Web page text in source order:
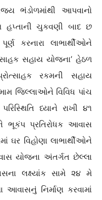
ભંડોળમાંથી આપવાનો
હપ્તાની ચુકવણી બાદ છ
કરનારા લાભાર્થીઓને
સહાય યોજના’ હેઠળ
રકમની સહાય
જિલ્લાઓને વિવિધ પાંચ
ધ્યાને રાખી ૪૧
ભૂકંપ પ્રતિરોધક આવાસ
ઘર વિહોણા લાભાર્થીઓને
યોજના અંતર્ગત છેલ્લા
લક્ષ્યાંક સામે ૨૪ મે
નિર્માણ કરવામાં